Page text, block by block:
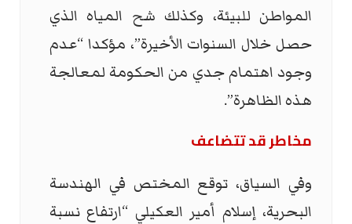
المواطن للبيئة، وكذلك شح المياه الذي
حصل خلال السنوات الأخيرة”، مؤكدا “عدم
وجود اهتمام جدي من الحكومة لمعالجة
هذه الظاهرة”.
مخاطر قد تتضاعف
وفي السياق، توقع المختص في الهندسة
البحرية، إسلام أمير العكيلي “ارتفاع نسبة